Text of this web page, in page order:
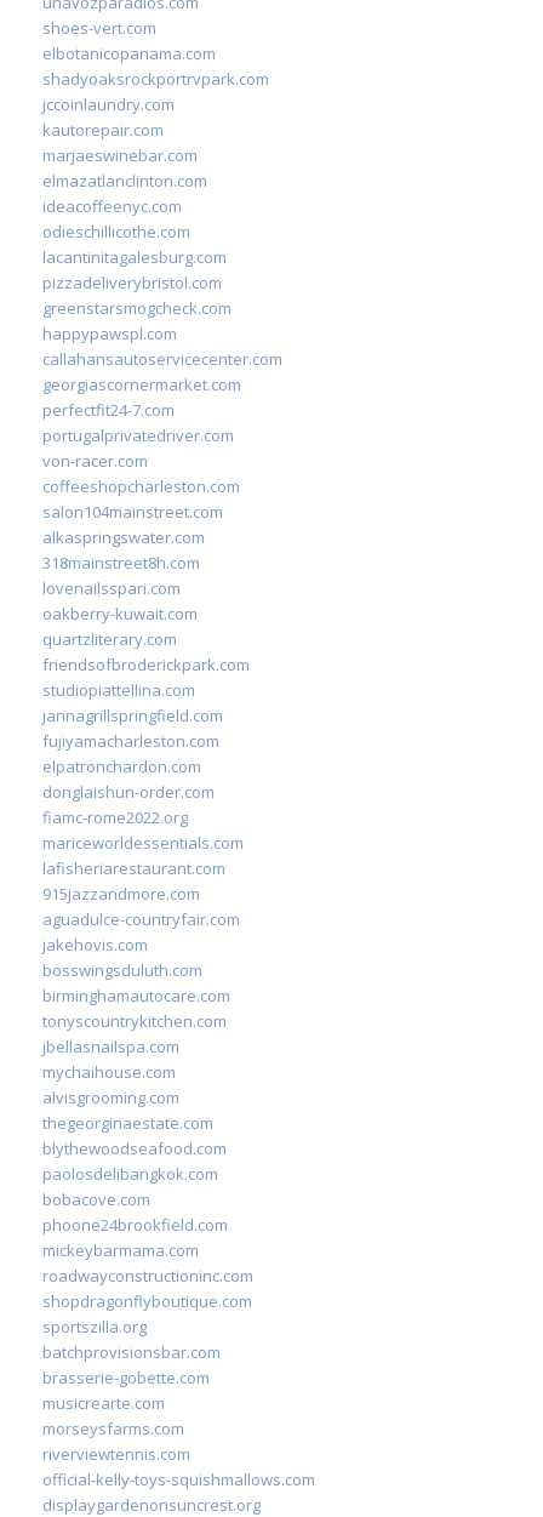
shoes-vert.com
elbotanicopanama.com
shadyoaksrockportrvpark.com
jccoinlaundry.com
kautorepair.com
marjaeswinebar.com
elmazatlanclinton.com
ideacoffeenyc.com
odieschillicothe.com
lacantinitagalesburg.com
pizzadeliverybristol.com
greenstarsmogcheck.com
happypawspl.com
callahansautoservicecenter.com
georgiascornermarket.com
perfectfit24-7.com
portugalprivatedriver.com
von-racer.com
coffeeshopcharleston.com
salon104mainstreet.com
alkaspringswater.com
318mainstreet8h.com
lovenailsspari.com
oakberry-kuwait.com
quartzliterary.com
friendsofbroderickpark.com
studiopiattellina.com
jannagrillspringfield.com
fujiyamacharleston.com
elpatronchardon.com
donglaishun-order.com
fiamc-rome2022.org
mariceworldessentials.com
lafisheriarestaurant.com
915jazzandmore.com
aguadulce-countryfair.com
jakehovis.com
bosswingsduluth.com
birminghamautocare.com
tonyscountrykitchen.com
jbellasnailspa.com
mychaihouse.com
alvisgrooming.com
thegeorginaestate.com
blythewoodseafood.com
paolosdelibangkok.com
bobacove.com
phoone24brookfield.com
mickeybarmama.com
roadwayconstructioninc.com
shopdragonflyboutique.com
sportszilla.org
batchprovisionsbar.com
brasserie-gobette.com
musicrearte.com
morseysfarms.com
riverviewtennis.com
official-kelly-toys-squishmallows.com
displaygardenonsuncrest.org